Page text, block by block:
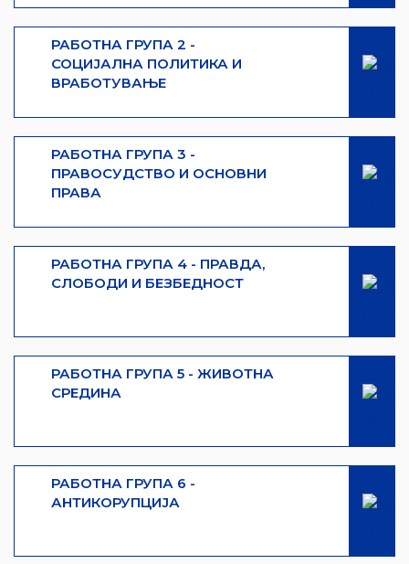
РАБОТНА ГРУПА 2 -
СОЦИЈАЛНА ПОЛИТИКА И
ВРАБОТУВАЊЕ
РАБОТНА ГРУПА 3 -
ПРАВОСУДСТВО И ОСНОВНИ
ПРАВА
РАБОТНА ГРУПА 4 - ПРАВДА,
СЛОБОДИ И БЕЗБЕДНОСТ
РАБОТНА ГРУПА 5 - ЖИВОТНА
СРЕДИНА
РАБОТНА ГРУПА 6 -
АНТИКОРУПЦИЈА